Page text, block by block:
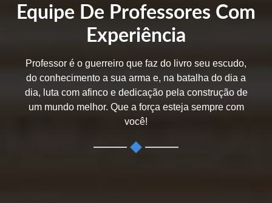
Equipe De Professores Com
Experiência
Professor é o guerreiro que faz do livro seu escudo,
do conhecimento a sua arma e, na batalha do dia a
dia, luta com afinco e dedicação pela construção de
um mundo melhor. Que a força esteja sempre com
você!